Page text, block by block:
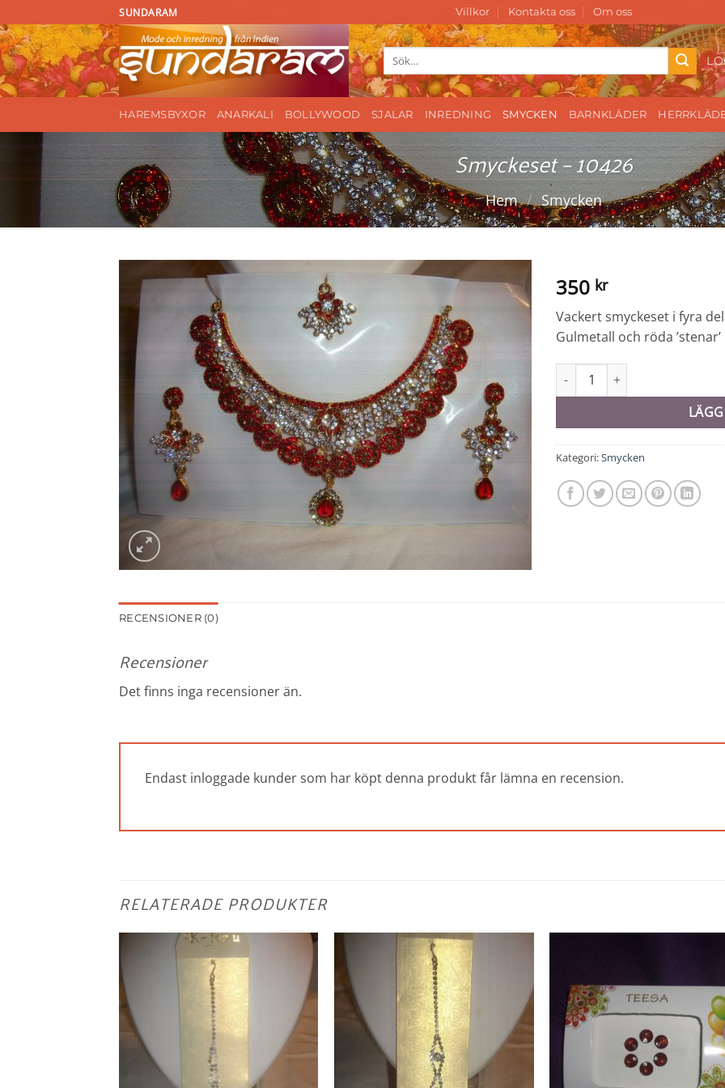
to
content
SUNDARAM Villkor Kontakta oss Om oss
Sök
HAREMSBYXOR ANARKALI BOLLYWOOD SJALAR INREDNING SMYCKEN BARNKLÄDER
Smyckeset – 10426
Hem / Smycken
350 kr
Vackert smyckeset i fyra
Gulmetall och röda ’stenar’
Smyckeset - 10426 mängd
Kategori:Smycken
RECENSIONER (0)
Recensioner
Det finns inga recensioner än.
Endast inloggade kunder som har köpt denna produkt får lämna en recension.
RELATERADE PRODUKTER